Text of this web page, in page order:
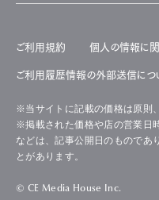
ご利用規約 個人の情報に
ご利用履歴情報の外部送信につ
※当サイトに記載の価格は原則
※掲載された価格や店の営業日
などは、記事公開日のものであ
とがあります。
© CE Media House Inc.